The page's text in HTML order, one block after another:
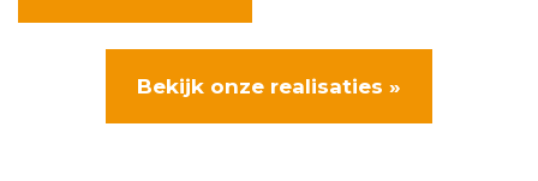
Bekijk onze realisaties »